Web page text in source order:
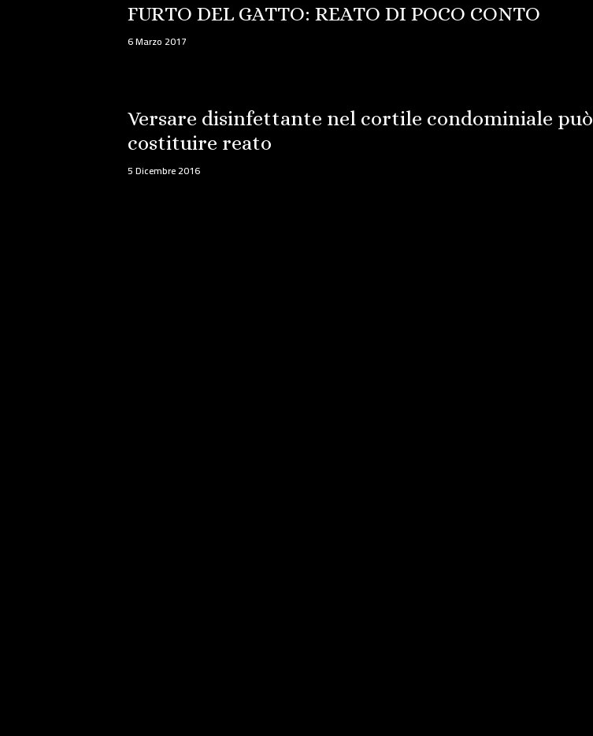
FURTO DEL GATTO: REATO DI POCO CONTO
6 Marzo 2017
Versare disinfettante nel cortile condominiale può
costituire reato
5 Dicembre 2016